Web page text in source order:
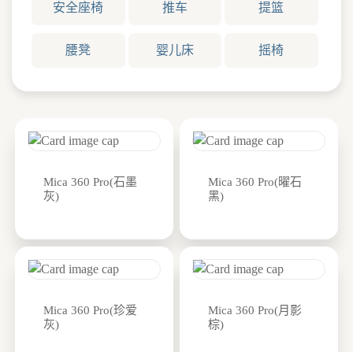
安全座椅 推车 提篮
腰凳 婴儿床 摇椅
Mica 360 Pro(石墨
灰)
Mica 360 Pro(曜石
黑)
Mica 360 Pro(珍爱
灰)
Mica 360 Pro(月影
棕)